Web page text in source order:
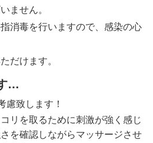
ません。
消毒を行いますので、感染の心
だけます。
…
慮致します！
リを取るために刺激が強く感じ
を確認しながらマッサージさせ